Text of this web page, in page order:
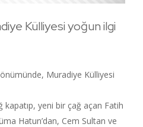
Külliyesi yoğun ilgi
Muradiye Külliyesi
kapatıp, yeni bir çağ açan Fatih
Hatun’dan, Cem Sultan ve